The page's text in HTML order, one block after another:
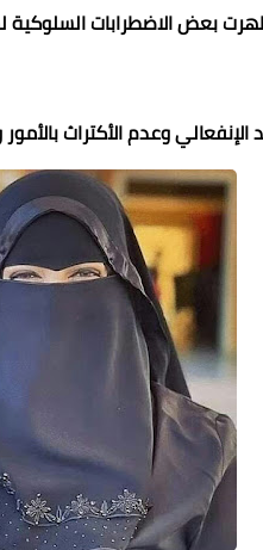
بعض الاضطرابات
الإنفعالي وعدم الأكتراث